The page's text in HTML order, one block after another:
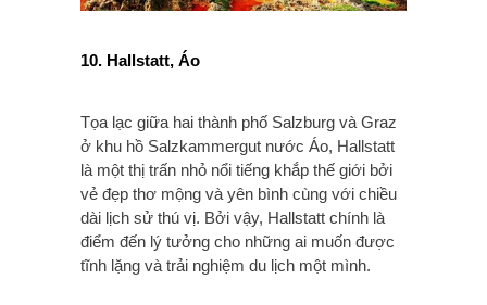
10. Hallstatt, Áo
Tọa lạc giữa hai thành phố Salzburg và Graz
ở khu hồ Salzkammergut nước Áo, Hallstatt
là một thị trấn nhỏ nổi tiếng khắp thế giới bởi
vẻ đẹp thơ mộng và yên bình cùng với chiều
dài lịch sử thú vị. Bởi vậy, Hallstatt chính là
điểm đến lý tưởng cho những ai muốn được
tĩnh lặng và trải nghiệm du lịch một mình.